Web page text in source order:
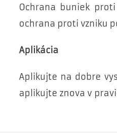
Ochrana buniek
ochrana proti vzniku
Aplikácia
Aplikujte na dobre
aplikujte znova v